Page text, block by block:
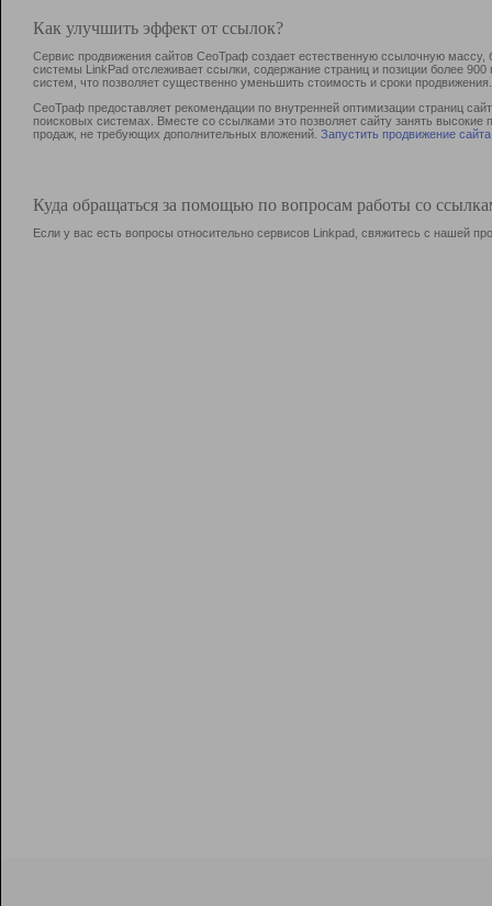
Как улучшить эффект от ссылок?
Сервис продвижения сайтов СеоТраф создает естественную ссылочную
системы LinkPad отслеживает ссылки, содержание страниц и позиции более
систем, что позволяет существенно уменьшить стоимость и сроки продвижения.
СеоТраф предоставляет рекомендации по внутренней оптимизации страниц
поисковых системах. Вместе со ссылками это позволяет сайту занять
продаж, не требующих дополнительных вложений. Запустить продвижение сайта
Куда обращаться за помощью по вопросам работы со
Если у вас есть вопросы относительно сервисов Linkpad, свяжитесь с нашей